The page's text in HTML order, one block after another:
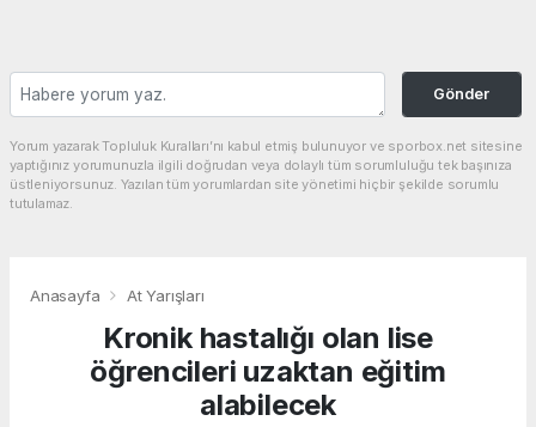
Gönder
Yorum yazarak Topluluk Kuralları’nı kabul etmiş bulunuyor ve sporbox.net sitesine
yaptığınız yorumunuzla ilgili doğrudan veya dolaylı tüm sorumluluğu tek başınıza
üstleniyorsunuz. Yazılan tüm yorumlardan site yönetimi hiçbir şekilde sorumlu
tutulamaz.
Anasayfa At Yarışları
Kronik hastalığı olan lise
öğrencileri uzaktan eğitim
alabilecek